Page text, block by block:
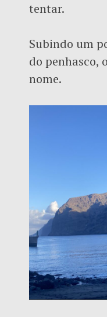
tentar.
Subindo um
do penhasco,
nome.